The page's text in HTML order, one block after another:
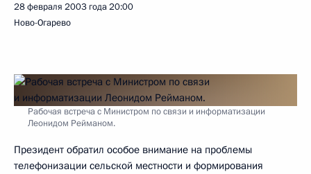
28 февраля 2003 года20:00
Ново-Огарево
Рабочая встреча с Министром по связи и информатизации
Леонидом Рейманом.
Президент обратил особое внимание на проблемы
телефонизации сельской местности и формирования